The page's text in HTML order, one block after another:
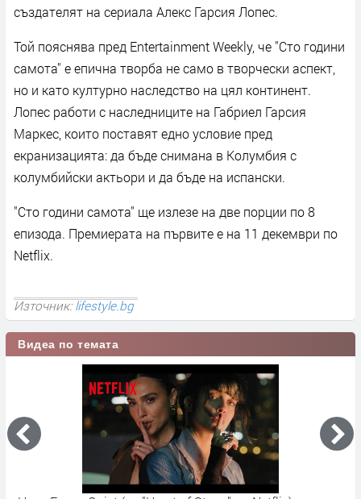
създателят на сериала Алекс Гарсия Лопес.
Той пояснява пред Entertainment Weekly, че "Сто години
самота" е епична творба не само в творчески аспект,
но и като културно наследство на цял континент.
Лопес работи с наследниците на Габриел Гарсия
Маркес, които поставят едно условие пред
екранизацията: да бъде снимана в Колумбия с
колумбийски актьори и да бъде на испански.
"Сто години самота" ще излезе на две порции по 8
епизода. Премиерата на първите е на 11 декември по
Netflix.
Източник: lifestyle.bg
Видеа по темата